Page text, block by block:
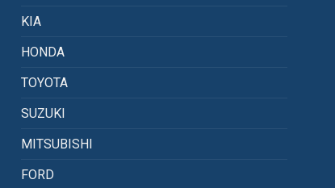
KIA
HONDA
TOYOTA
SUZUKI
MITSUBISHI
FORD